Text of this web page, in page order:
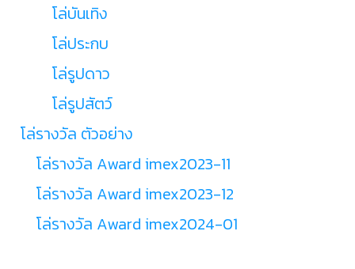
โล่บันเทิง
โล่ประกบ
โล่รูปดาว
โล่รูปสัตว์
โล่รางวัล ตัวอย่าง
โล่รางวัล Award imex2023-11
โล่รางวัล Award imex2023-12
โล่รางวัล Award imex2024-01